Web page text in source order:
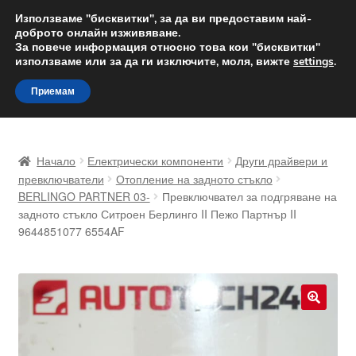
ДОСТАВКА от 12 лв.
Доставка по целия свят
Skip
to
navigation
Skip
to
content
Доставка по целия свят
Жалби
Количка
Начало Електрически компоненти
Други драйвери и
превключватели
Отопление на задното стъкло
BERLINGO PARTNER 03-
Превключвател за подгряване на
задното стъкло Ситроен Берлинго II Пежо Партнър II
9644851077 6554AF
Използваме "бисквитки", за да ви предоставим най-
доброто онлайн изживяване.
За повече информация относно това кои "бисквитки"
използваме или за да ги изключите, моля, вижте settings.
Приемам